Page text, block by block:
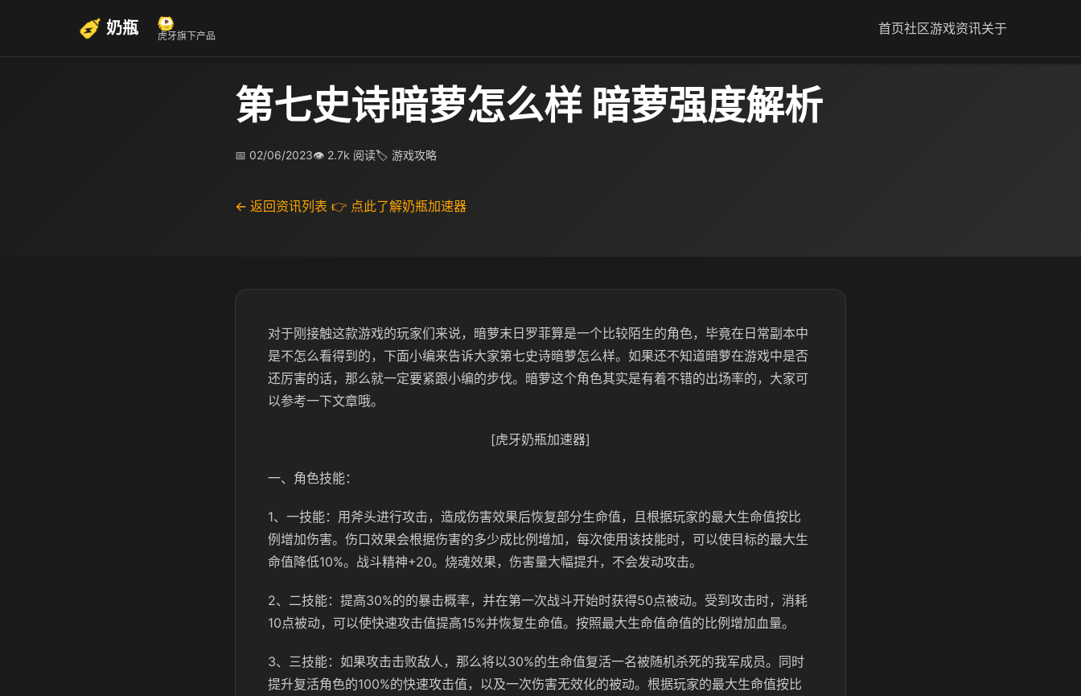
奶瓶 虎牙旗下产品 首页社区游戏资讯关于
第七史诗暗萝怎么样 暗萝强度解析
📅 02/06/2023👁 2.7k 阅读🏷 游戏攻略
← 返回资讯列表 👉 点此了解奶瓶加速器
对于刚接触这款游戏的玩家们来说，暗萝末日罗菲算是一个比较陌生的角色，毕竟在日常副本中
是不怎么看得到的，下面小编来告诉大家第七史诗暗萝怎么样。如果还不知道暗萝在游戏中是否
还厉害的话，那么就一定要紧跟小编的步伐。暗萝这个角色其实是有着不错的出场率的，大家可
以参考一下文章哦。
[虎牙奶瓶加速器]
一、角色技能：
1、一技能：用斧头进行攻击，造成伤害效果后恢复部分生命值，且根据玩家的最大生命值按比
例增加伤害。伤口效果会根据伤害的多少成比例增加，每次使用该技能时，可以使目标的最大生
命值降低10%。战斗精神+20。烧魂效果，伤害量大幅提升，不会发动攻击。
2、二技能：提高30%的的暴击概率，并在第一次战斗开始时获得50点被动。受到攻击时，消耗
10点被动，可以使快速攻击值提高15%并恢复生命值。按照最大生命值命值的比例增加血量。
3、三技能：如果攻击击败敌人，那么将以30%的生命值复活一名被随机杀死的我军成员。同时
提升复活角色的100%的快速攻击值，以及一次伤害无效化的被动。根据玩家的最大生命值按比